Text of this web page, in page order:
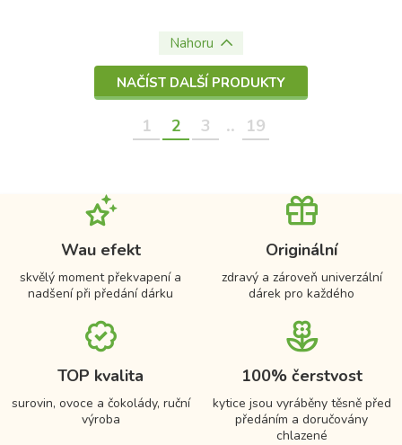
Nahoru
NAČÍST DALŠÍ PRODUKTY
1 2 3 .. 19
Wau efekt
skvělý moment překvapení a
nadšení při předání dárku
Originální
zdravý a zároveň univerzální
dárek pro každého
TOP kvalita
surovin, ovoce a čokolády, ruční
výroba
100% čerstvost
kytice jsou vyráběny těsně před
předáním a doručovány
chlazené